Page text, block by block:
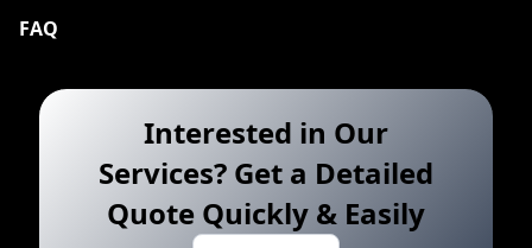
FAQ
Interested in Our
Services? Get a Detailed
Quote Quickly & Easily